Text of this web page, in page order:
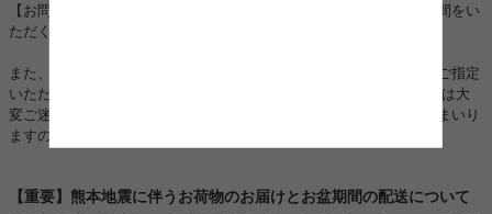
【お問い合わせ対応】：順次進めておりますが、ご回答までにお時間をい
ただく場合がございます。
また、一部地域におきましては運送会社の配送状況の影響により、ご指定
いただいた日時通りにお届けできない場合がございます。 お客様には大
変ご迷惑をおかけいたしますが、一日も早く対応できるよう努めてまいり
ますので、何卒ご理解とご協力を賜りますようお願い申し上げます。
【重要】熊本地震に伴うお荷物のお届けとお盆期間の配送について